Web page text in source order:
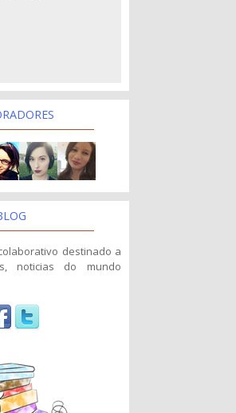
destinado a
noticias do mundo